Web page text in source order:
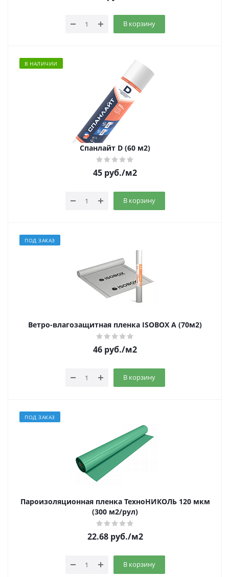
В корзину
В НАЛИЧИИ
Спанлайт D (60 м2)
45 руб./м2
В корзину
ПОД ЗАКАЗ
Ветро-влагозащитная пленка ISOBOX А (70м2)
46 руб./м2
В корзину
ПОД ЗАКАЗ
Пароизоляционная пленка ТехноНИКОЛЬ 120 мкм
(300 м2/рул)
22.68руб./м2
В корзину